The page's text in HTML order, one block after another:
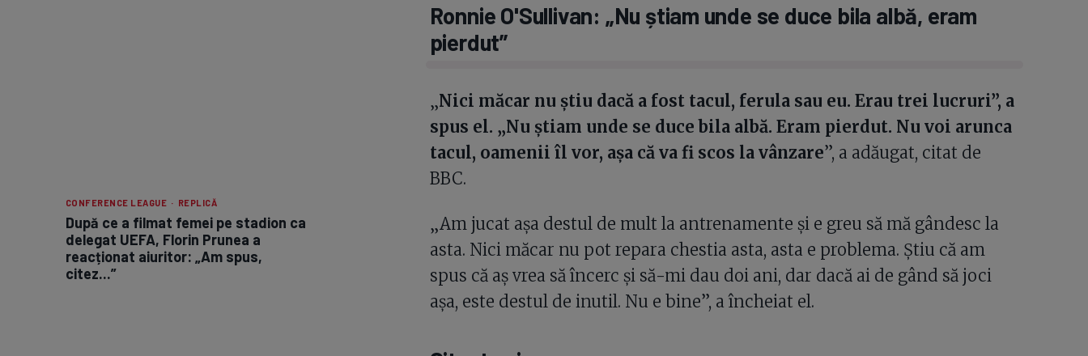
CONFERENCE LEAGUE · REPLICĂ
După ce a filmat femei pe stadion ca
delegat UEFA, Florin Prunea a
reacționat aiuritor: „Am spus,
citez...”
Ronnie O'Sullivan: „Nu știam unde se duce bila albă, eram
pierdut”
„Nici măcar nu știu dacă a fost tacul, ferula sau eu. Erau trei lucruri”, a
spus el. „Nu știam unde se duce bila albă. Eram pierdut. Nu voi arunca
tacul, oamenii îl vor, așa că va fi scos la vânzare”, a adăugat, citat de
BBC.
„Am jucat așa destul de mult la antrenamente și e greu să mă gândesc la
asta. Nici măcar nu pot repara chestia asta, asta e problema. Știu că am
spus că aș vrea să încerc și să-mi dau doi ani, dar dacă ai de gând să joci
așa, este destul de inutil. Nu e bine”, a încheiat el.